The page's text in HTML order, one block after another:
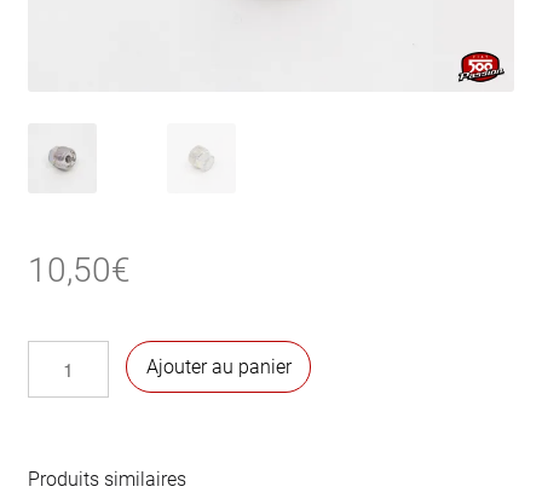
10,50€
vidange
Ajouter au panier
Produits similaires